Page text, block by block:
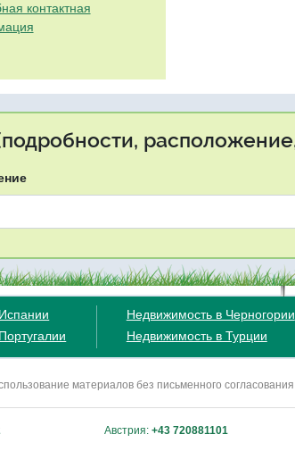
контактная
Недвижимость в Черногории
Недвижимость в Турции
материалов без письменного
Австрия: +43 720881101